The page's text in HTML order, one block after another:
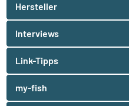
Hersteller
Interviews
Link-Tipps
my-fish